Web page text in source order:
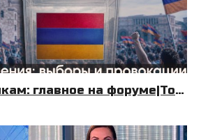
ПМЭФ по полочкам: главное на форуме|Топливный Крым| Армения: выборы и провокации|08.06.26|УДНБ